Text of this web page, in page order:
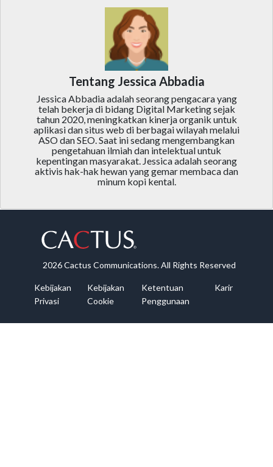
Tentang Jessica Abbadia
Jessica Abbadia adalah seorang pengacara yang
telah bekerja di bidang Digital Marketing sejak
tahun 2020, meningkatkan kinerja organik untuk
aplikasi dan situs web di berbagai wilayah melalui
ASO dan SEO. Saat ini sedang mengembangkan
pengetahuan ilmiah dan intelektual untuk
kepentingan masyarakat. Jessica adalah seorang
aktivis hak-hak hewan yang gemar membaca dan
minum kopi kental.
2026 Cactus Communications. All Rights Reserved
Kebijakan
Privasi
Kebijakan
Cookie
Ketentuan
Penggunaan
Karir